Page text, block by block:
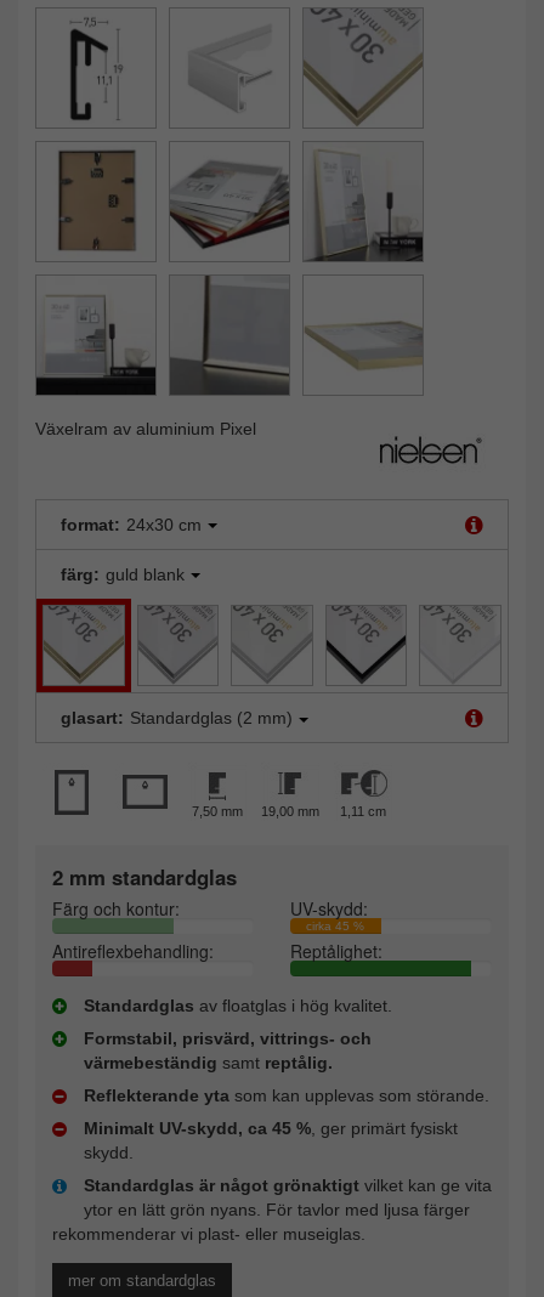
Växelram av aluminium Pixel
format: 24x30 cm
färg: guld blank
glasart: Standardglas (2 mm)
7,50 mm 19,00 mm 1,11 cm
2 mm standardglas
Färg och kontur: UV-skydd:
cirka 45 %
Antireflexbehandling: Reptålighet:
Standardglas av floatglas i hög kvalitet.
Formstabil, prisvärd, vittrings- och
värmebeständig samt reptålig.
Reflekterande yta som kan upplevas som störande.
Minimalt UV-skydd, ca 45 %, ger primärt fysiskt
skydd.
Standardglas är något grönaktigt vilket kan ge vita
ytor en lätt grön nyans. För tavlor med ljusa färger
rekommenderar vi plast- eller museiglas.
mer om standardglas